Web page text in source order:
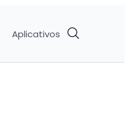
Aplicativos